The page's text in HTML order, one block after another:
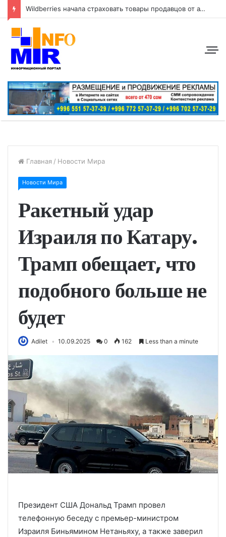
Wildberries начала страховать товары продавцов от атак беспилотников
Главная / Новости Мира
Новости Мира
Ракетный удар
Израиля по Катару.
Трамп обещает, что
подобного больше не
будет
Adilet 10.09.2025 0 162 Less than a minute
Президент США Дональд Трамп провел
телефонную беседу с премьер-министром
Израиля Биньямином Нетаньяху, а также заверил